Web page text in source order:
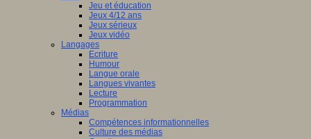
Jeu et éducation
Jeux 4/12 ans
Jeux sérieux
Jeux vidéo
Langages
Ecriture
Humour
Langue orale
Langues vivantes
Lecture
Programmation
Médias
Compétences informationnelles
Culture des médias